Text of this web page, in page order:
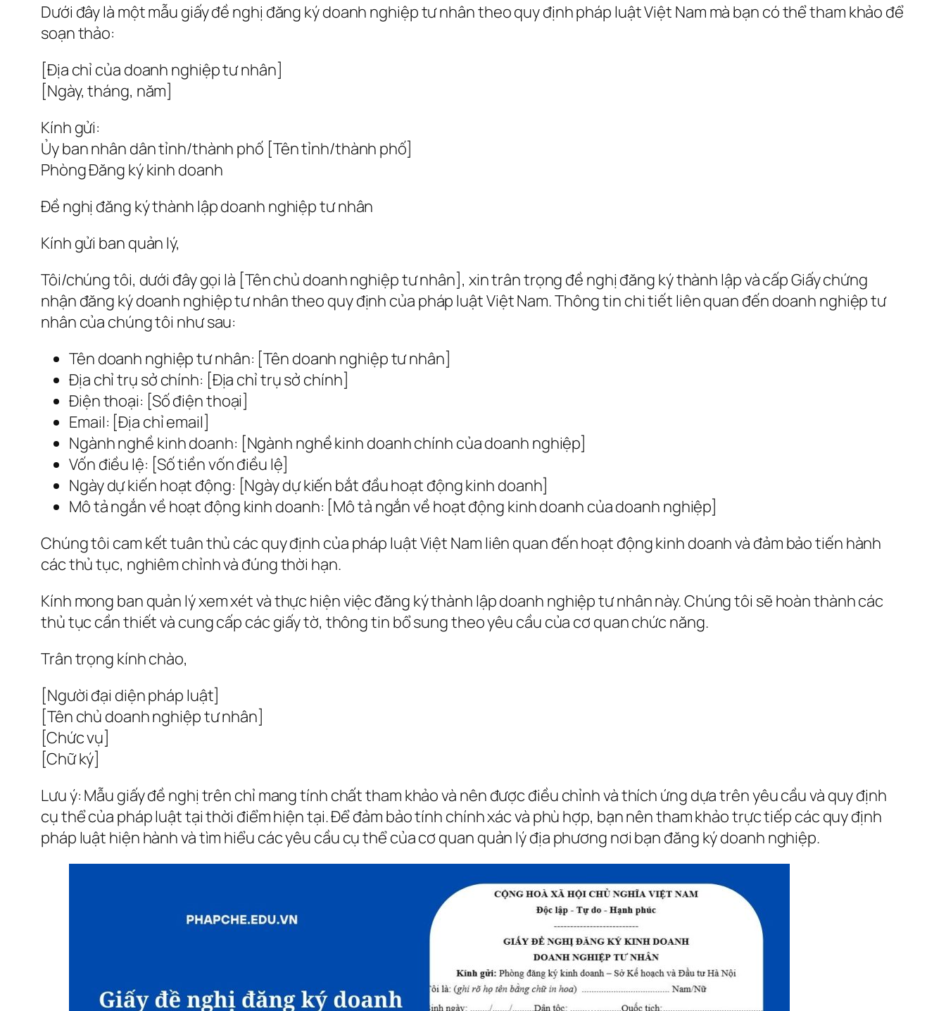
Dưới đây là một mẫu giấy đề nghị đăng ký doanh nghiệp tư nhân theo quy định pháp luật Việt Nam mà bạn có thể tham khảo để
soạn thảo:
[Địa chỉ của doanh nghiệp tư nhân]
[Ngày, tháng, năm]
Kính gửi:
Ủy ban nhân dân tỉnh/thành phố [Tên tỉnh/thành phố]
Phòng Đăng ký kinh doanh
Đề nghị đăng ký thành lập doanh nghiệp tư nhân
Kính gửi ban quản lý,
Tôi/chúng tôi, dưới đây gọi là [Tên chủ doanh nghiệp tư nhân], xin trân trọng đề nghị đăng ký thành lập và cấp Giấy chứng
nhận đăng ký doanh nghiệp tư nhân theo quy định của pháp luật Việt Nam. Thông tin chi tiết liên quan đến doanh nghiệp tư
nhân của chúng tôi như sau:
Tên doanh nghiệp tư nhân: [Tên doanh nghiệp tư nhân]
Địa chỉ trụ sở chính: [Địa chỉ trụ sở chính]
Điện thoại: [Số điện thoại]
Email: [Địa chỉ email]
Ngành nghề kinh doanh: [Ngành nghề kinh doanh chính của doanh nghiệp]
Vốn điều lệ: [Số tiền vốn điều lệ]
Ngày dự kiến hoạt động: [Ngày dự kiến bắt đầu hoạt động kinh doanh]
Mô tả ngắn về hoạt động kinh doanh: [Mô tả ngắn về hoạt động kinh doanh của doanh nghiệp]
Chúng tôi cam kết tuân thủ các quy định của pháp luật Việt Nam liên quan đến hoạt động kinh doanh và đảm bảo tiến hành
các thủ tục, nghiêm chỉnh và đúng thời hạn.
Kính mong ban quản lý xem xét và thực hiện việc đăng ký thành lập doanh nghiệp tư nhân này. Chúng tôi sẽ hoàn thành các
thủ tục cần thiết và cung cấp các giấy tờ, thông tin bổ sung theo yêu cầu của cơ quan chức năng.
Trân trọng kính chào,
[Người đại diện pháp luật]
[Tên chủ doanh nghiệp tư nhân]
[Chức vụ]
[Chữ ký]
Lưu ý: Mẫu giấy đề nghị trên chỉ mang tính chất tham khảo và nên được điều chỉnh và thích ứng dựa trên yêu cầu và quy định
cụ thể của pháp luật tại thời điểm hiện tại. Để đảm bảo tính chính xác và phù hợp, bạn nên tham khảo trực tiếp các quy định
pháp luật hiện hành và tìm hiểu các yêu cầu cụ thể của cơ quan quản lý địa phương nơi bạn đăng ký doanh nghiệp.